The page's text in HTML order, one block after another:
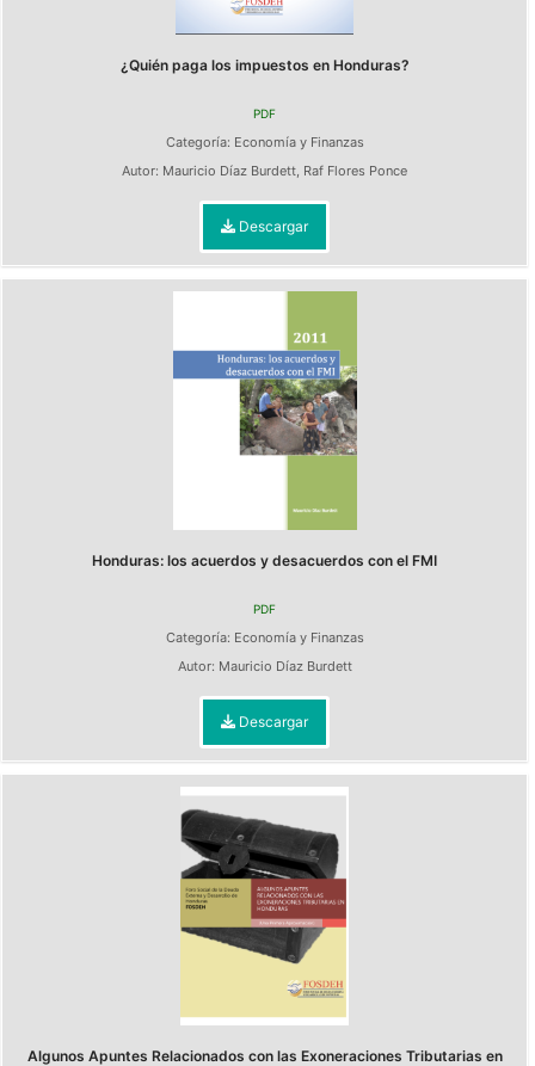
¿Quién paga los impuestos en Honduras?
PDF
Categoría: Economía y Finanzas
Autor: Mauricio Díaz Burdett, Raf Flores Ponce
Descargar
Honduras: los acuerdos y desacuerdos con el FMI
PDF
Categoría: Economía y Finanzas
Autor: Mauricio Díaz Burdett
Descargar
Algunos Apuntes Relacionados con las Exoneraciones Tributarias en